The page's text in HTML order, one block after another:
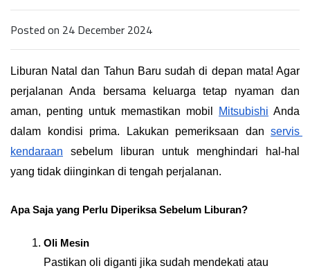
Posted on 24 December 2024
Liburan Natal dan Tahun Baru sudah di depan mata! Agar
perjalanan Anda bersama keluarga tetap nyaman dan
aman, penting untuk memastikan mobil
Mitsubishi Anda
dalam kondisi prima. Lakukan pemeriksaan dan servis
kendaraan sebelum liburan untuk menghindari hal-hal
yang tidak diinginkan di tengah perjalanan.
Apa Saja yang Perlu Diperiksa Sebelum Liburan?
Oli Mesin
Pastikan oli diganti jika sudah mendekati atau